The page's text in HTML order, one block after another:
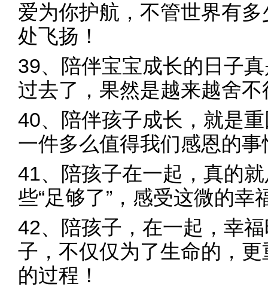
爱为你护航，不管世界有
处飞扬！
39、陪伴宝宝成长的日子
过去了，果然是越来越舍
40、陪伴孩子成长，就是
一件多么值得我们感恩的事
41、陪孩子在一起，真的
些“足够了”，感受这微的幸
42、陪孩子，在一起，幸
子，不仅仅为了生命的，
的过程！